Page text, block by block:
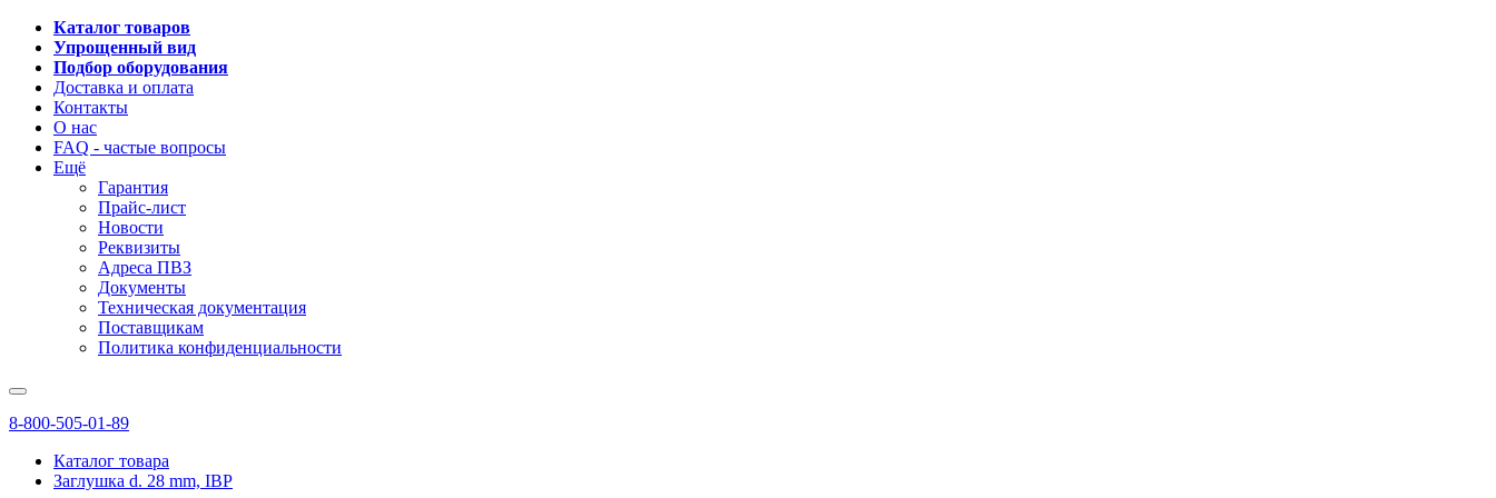
Каталог товаров
Упрощенный вид
Подбор оборудования
Доставка и оплата
Контакты
О нас
FAQ - частые вопросы
Ещё
Гарантия
Прайс-лист
Новости
Реквизиты
Адреса ПВЗ
Документы
Техническая документация
Поставщикам
Политика конфиденциальности
8-800-505-01-89
Каталог товара
Заглушка d. 28 mm, IBP